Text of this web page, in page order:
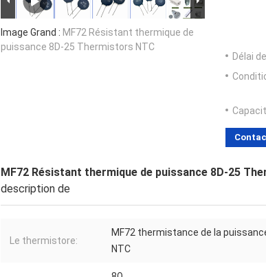
Image Grand : MF72 Résistant thermique de
puissance 8D-25 Thermistors NTC
Délai
MF72 Résistant thermique de puissance 8D-25
description de
Le thermistore:
MF72 thermistance de la
NTC